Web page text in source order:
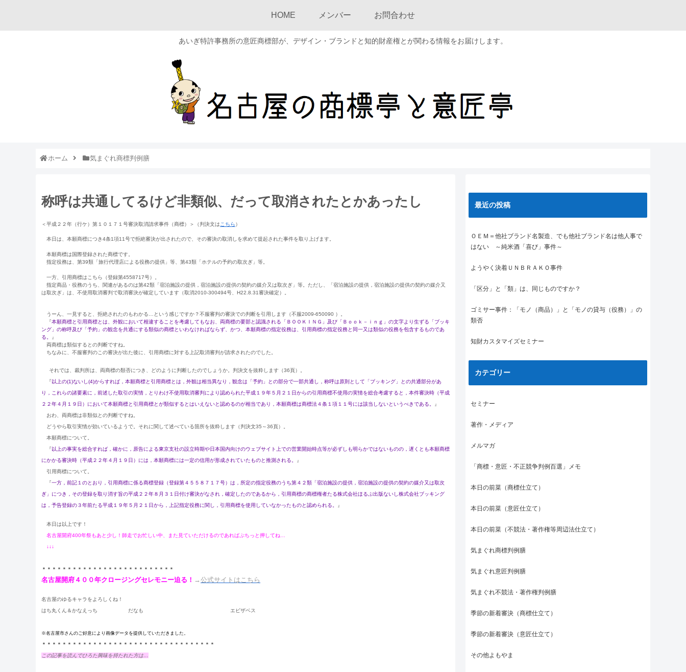
あいぎ特許事務所の意匠商標部が、デザイン・ブランドと知的財産権とが関わる情報をお届けします。
HOME メンバー お問合わせ
ホーム 気まぐれ商標判例膳
称呼は共通してるけど非類似、だって取消されたとかあったし
＜平成２２年（行ケ）第１０１７１号審決取消請求事件（商標）＞（判決文はこちら）
本日は、本願商標につき4条1項11号で拒絶審決が出されたので、その審決の取消しを求めて提起された事件を取り上げます。
本願商標は国際登録された商標です。
指定役務は、第39類「旅行代理店による役務の提供」等、第43類「ホテルの予約の取次ぎ」等。
一方、引用商標はこちら（登録第4558717号）。
指定商品・役務のうち、関連があるのは第42類「宿泊施設の提供，宿泊施設の提供の契約の媒介又は取次ぎ」等。ただし、「宿泊施設の提供，宿泊施設の提供の契約の媒介又
は取次ぎ」は、不使用取消審判で取消審決が確定しています（取消2010-300494号、H22.8.31審決確定）。
うーん、一見すると、拒絶されたのもわかる…という感じですか？不服審判の審決での判断を引用します（不服2009-650090 ）。
『本願商標と引用商標とは、外観において相違することを考慮してもなお、両商標の要部と認識される「ＢＯＯＫＩＮＧ」及び「Ｂｏｏｋ－ｉｎｇ」の文字より生ずる「ブッキ
ング」の称呼及び「予約」の観念を共通にする類似の商標といわなければならず、かつ、本願商標の指定役務は、引用商標の指定役務と同一又は類似の役務を包含するものであ
る。 』
両商標は類似するとの判断ですね。
ちなみに、不服審判のこの審決が出た後に、引用商標に対する上記取消審判が請求されたのでした。
それでは、裁判所は、両商標の類否につき、どのように判断したのでしょうか。判決文を抜粋します（36頁）。
『以上の(1)ないし(4)からすれば，本願商標と引用商標とは，外観は相当異なり，観念は「予約」との部分で一部共通し，称呼は原則として「ブッキング」との共通部分があ
り，これらの諸要素に，前述した取引の実情，とりわけ不使用取消審判により認められた平成１９年５月２１日からの引用商標不使用の実情を総合考慮すると，本件審決時（平成
２２年４月１９日）において本願商標と引用商標とが類似するとはいえないと認めるのが相当であり，本願商標は商標法４条１項１１号には該当しないというべきである。 』
おわ、両商標は非類似との判断ですね。
どうやら取引実情が効いているようで。それに関して述べている箇所を抜粋します（判決文35～36頁）。
本願商標について。
『以上の事実を総合すれば，確かに，原告による東京支社の設立時期や日本国内向けのウェブサイト上での営業開始時点等が必ずしも明らかではないものの，遅くとも本願商標
にかかる審決時（平成２２年４月１９日）には，本願商標には一定の信用が形成されていたものと推測される。 』
引用商標について。
『一方，前記１のとおり，引用商標に係る商標登録（登録第４５５８７１７号）は，所定の指定役務のうち第４２類「宿泊施設の提供，宿泊施設の提供の契約の媒介又は取次
ぎ」につき，その登録を取り消す旨の平成２２年８月３１日付け審決がなされ，確定したのであるから，引用商標の商標権者たる株式会社ほるぷ出版ないし株式会社ブッキング
は，予告登録の３年前たる平成１９年５月２１日から，上記指定役務に関し，引用商標を使用していなかったものと認められる。 』
本日は以上です！
名古屋開府400年祭もあと少し！師走でお忙しい中、また見ていただけるのであればぷちっと押してね…
↓↓↓
＊＊＊＊＊＊＊＊＊＊＊＊＊＊＊＊＊＊＊＊＊＊＊＊＊＊
名古屋開府４００年クロージングセレモニー迫る！ → 公式サイトはこちら
名古屋のゆるキャラをよろしくね！
はち丸くん＆かなえっち だなも エビザベス
※名古屋市さんのご好意により画像データを提供していただきました。
＊＊＊＊＊＊＊＊＊＊＊＊＊＊＊＊＊＊＊＊＊＊＊＊＊＊＊＊＊＊＊＊＊＊
この記事を読んでひろた興味を持たれた方は…
最近の投稿
ＯＥＭ＝他社ブランド名製造、でも他社ブランド名は他人事で
はない ～純米酒「喜び」事件～
ようやく決着ＵＮＢＲＡＫＯ事件
「区分」と「類」は、同じものですか？
ゴミサー事件：「モノ（商品）」と「モノの貸与（役務）」の
類否
知財カスタマイズセミナー
カテゴリー
セミナー
著作・メディア
メルマガ
「商標・意匠・不正競争判例百選」メモ
本日の前菜（商標仕立て）
本日の前菜（意匠仕立て）
本日の前菜（不競法・著作権等周辺法仕立て）
気まぐれ商標判例膳
気まぐれ意匠判例膳
気まぐれ不競法・著作権判例膳
季節の新着審決（商標仕立て）
季節の新着審決（意匠仕立て）
その他よもやま